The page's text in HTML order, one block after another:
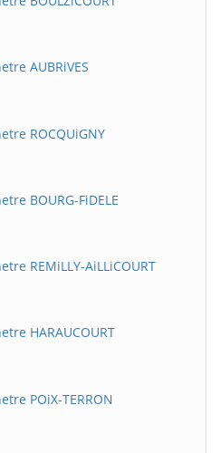
AUBRiVES
ROCQUiGNY
BOURG-FiDELE
REMiLLY-AiLLiCOURT
HARAUCOURT
POiX-TERRON